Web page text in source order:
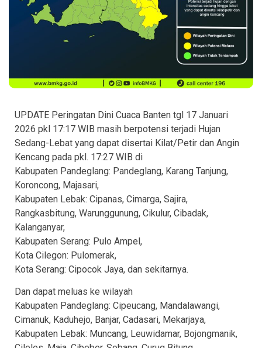
UPDATE Peringatan Dini Cuaca Banten tgl 17 Januari
2026 pkl 17:17 WIB masih berpotensi terjadi Hujan
Sedang-Lebat yang dapat disertai Kilat/Petir dan Angin
Kencang pada pkl. 17:27 WIB di
Kabupaten Pandeglang: Pandeglang, Karang Tanjung,
Koroncong, Majasari,
Kabupaten Lebak: Cipanas, Cimarga, Sajira,
Rangkasbitung, Warunggunung, Cikulur, Cibadak,
Kalanganyar,
Kabupaten Serang: Pulo Ampel,
Kota Cilegon: Pulomerak,
Kota Serang: Cipocok Jaya, dan sekitarnya.
Dan dapat meluas ke wilayah
Kabupaten Pandeglang: Cipeucang, Mandalawangi,
Cimanuk, Kaduhejo, Banjar, Cadasari, Mekarjaya,
Kabupaten Lebak: Muncang, Leuwidamar, Bojongmanik,